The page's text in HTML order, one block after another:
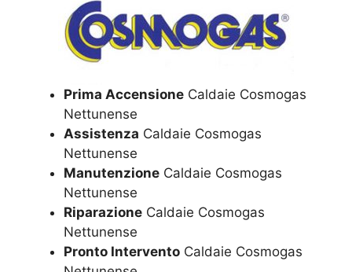
Prima Accensione Caldaie Cosmogas
Nettunense
Assistenza Caldaie Cosmogas
Nettunense
Manutenzione Caldaie Cosmogas
Nettunense
Riparazione Caldaie Cosmogas
Nettunense
Pronto Intervento Caldaie Cosmogas